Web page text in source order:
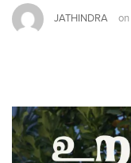
JATHINDRA on